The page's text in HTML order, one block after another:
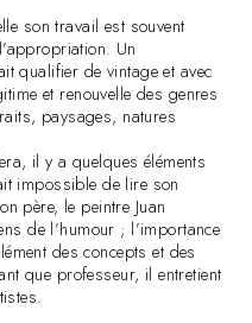
son travail est souvent
Un
qualifier de vintage et avec
et renouvelle des genres
paysages, natures
il y a quelques éléments
impossible de lire son
père, le peintre Juan
de l’humour ; l’importance
des concepts et des
que professeur, il entretient